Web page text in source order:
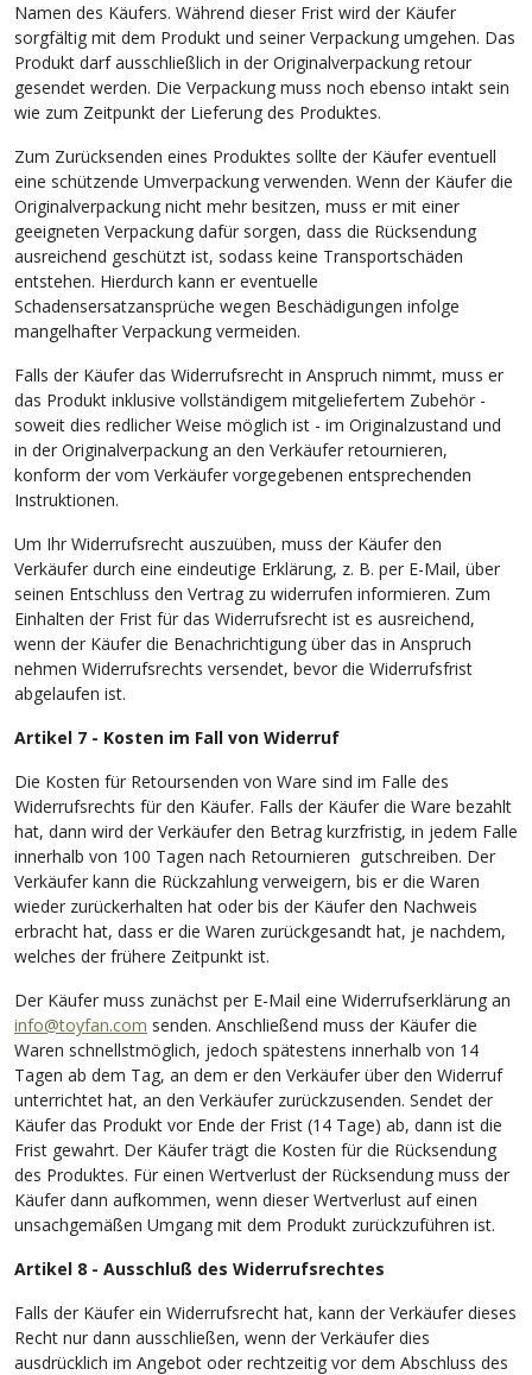
Namen des Käufers. Während dieser Frist wird der Käufer
sorgfältig mit dem Produkt und seiner Verpackung umgehen. Das
Produkt darf ausschließlich in der Originalverpackung retour
gesendet werden. Die Verpackung muss noch ebenso intakt sein
wie zum Zeitpunkt der Lieferung des Produktes.
Zum Zurücksenden eines Produktes sollte der Käufer eventuell
eine schützende Umverpackung verwenden. Wenn der Käufer die
Originalverpackung nicht mehr besitzen, muss er mit einer
geeigneten Verpackung dafür sorgen, dass die Rücksendung
ausreichend geschützt ist, sodass keine Transportschäden
entstehen. Hierdurch kann er eventuelle
Schadensersatzansprüche wegen Beschädigungen infolge
mangelhafter Verpackung vermeiden.
Falls der Käufer das Widerrufsrecht in Anspruch nimmt, muss er
das Produkt inklusive vollständigem mitgeliefertem Zubehör -
soweit dies redlicher Weise möglich ist - im Originalzustand und
in der Originalverpackung an den Verkäufer retournieren,
konform der vom Verkäufer vorgegebenen entsprechenden
Instruktionen.
Um Ihr Widerrufsrecht auszuüben, muss der Käufer den
Verkäufer durch eine eindeutige Erklärung, z. B. per E-Mail, über
seinen Entschluss den Vertrag zu widerrufen informieren. Zum
Einhalten der Frist für das Widerrufsrecht ist es ausreichend,
wenn der Käufer die Benachrichtigung über das in Anspruch
nehmen Widerrufsrechts versendet, bevor die Widerrufsfrist
abgelaufen ist.
Artikel 7 - Kosten im Fall von Widerruf
Die Kosten für Retoursenden von Ware sind im Falle des
Widerrufsrechts für den Käufer. Falls der Käufer die Ware bezahlt
hat, dann wird der Verkäufer den Betrag kurzfristig, in jedem Falle
innerhalb von 100 Tagen nach Retournieren gutschreiben. Der
Verkäufer kann die Rückzahlung verweigern, bis er die Waren
wieder zurückerhalten hat oder bis der Käufer den Nachweis
erbracht hat, dass er die Waren zurückgesandt hat, je nachdem,
welches der frühere Zeitpunkt ist.
Der Käufer muss zunächst per E-Mail eine Widerrufserklärung an
info@toyfan.com senden. Anschließend muss der Käufer die
Waren schnellstmöglich, jedoch spätestens innerhalb von 14
Tagen ab dem Tag, an dem er den Verkäufer über den Widerruf
unterrichtet hat, an den Verkäufer zurückzusenden. Sendet der
Käufer das Produkt vor Ende der Frist (14 Tage) ab, dann ist die
Frist gewahrt. Der Käufer trägt die Kosten für die Rücksendung
des Produktes. Für einen Wertverlust der Rücksendung muss der
Käufer dann aufkommen, wenn dieser Wertverlust auf einen
unsachgemäßen Umgang mit dem Produkt zurückzuführen ist.
Artikel 8 - Ausschluß des Widerrufsrechtes
Falls der Käufer ein Widerrufsrecht hat, kann der Verkäufer dieses
Recht nur dann ausschließen, wenn der Verkäufer dies
ausdrücklich im Angebot oder rechtzeitig vor dem Abschluss des